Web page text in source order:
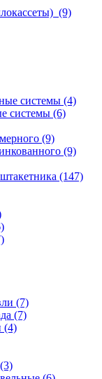
(9)
системы (4)
системы (6)
(9)
(9)
(147)
(7)
(7)
(4)
(3)